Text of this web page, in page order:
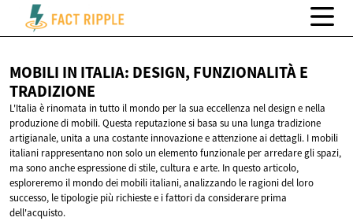
MOBILI IN ITALIA: DESIGN, FUNZIONALITÀE
TRADIZIONE
L'Italia è rinomata in tutto il mondo per la sua eccellenza nel design e nella
produzione di mobili. Questa reputazione si basa su una lunga tradizione
artigianale, unita a una costante innovazione e attenzione ai dettagli. I mobili
italiani rappresentano non solo un elemento funzionale per arredare gli spazi,
ma sono anche espressione di stile, cultura e arte. In questo articolo,
esploreremo il mondo dei mobili italiani, analizzando le ragioni del loro
successo, le tipologie più richieste e i fattori da considerare prima
dell'acquisto.